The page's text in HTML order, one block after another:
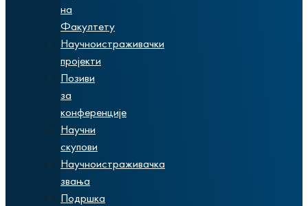
на
Факултету
Научноистраживачки
пројекти
Позиви
за
конференције
Научни
скупови
Научноистраживачка
звања
Подршка